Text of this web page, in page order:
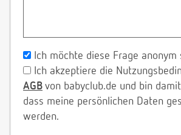
Ich möchte diese Frage anonym
Ich akzeptiere die
AGB von babyclub.de und bin
dass meine persönlichen Daten
werden.